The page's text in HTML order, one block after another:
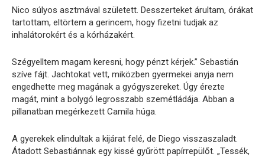
Nico súlyos asztmával született. Desszerteket árultam, órákat
tartottam, eltörtem a gerincem, hogy fizetni tudjak az
inhalátorokért és a kórházakért.
Szégyelltem magam keresni, hogy pénzt kérjek.” Sebastián
szíve fájt. Jachtokat vett, miközben gyermekei anyja nem
engedhette meg magának a gyógyszereket. Úgy érezte
magát, mint a bolygó legrosszabb szemétládája. Abban a
pillanatban megérkezett Camila húga.
A gyerekek elindultak a kijárat felé, de Diego visszaszaladt.
Átadott Sebastiánnak egy kissé gyűrött papírrepülőt. „Tessék,